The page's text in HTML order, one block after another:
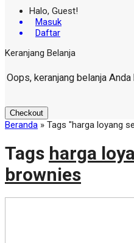
Halo, Guest!
Masuk
Daftar
Keranjang Belanja
Oops, keranjang belanja
Checkout
Beranda » Tags "harga loyang
Tags harga
brownies